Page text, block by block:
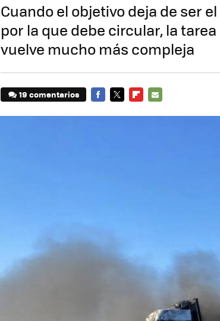
Cuando el objetivo deja de ser
por la que debe circular, la
vuelve mucho más compleja
19 comentarios